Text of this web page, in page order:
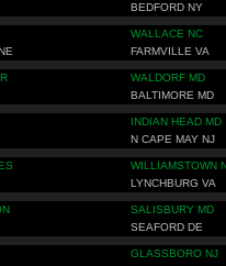
BEDFORD NY
WALLACE NC
FARMVILLE VA
WALDORF MD
BALTIMORE MD
INDIAN HEAD MD
N CAPE MAY NJ
WILLIAMSTOWN
LYNCHBURG VA
SALISBURY MD
SEAFORD DE
GLASSBORO NJ